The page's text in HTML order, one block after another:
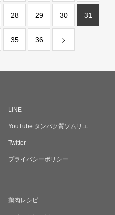
28 29 30 31
35 36
LINE
YouTube タンパク質ソムリエ
Twitter
プライバシーポリシー
鶏肉レシピ